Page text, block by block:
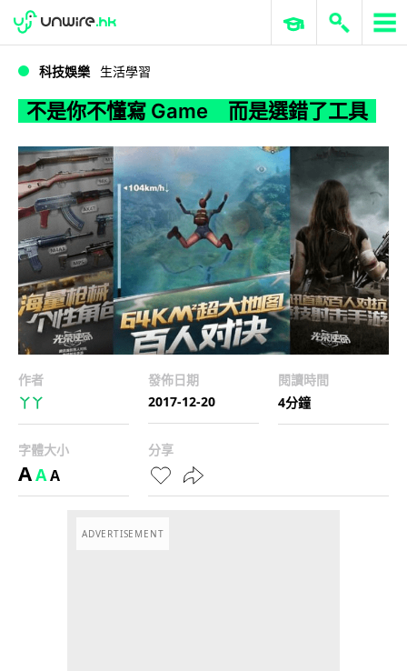
不是你不懂寫 Game 而是選錯了工具
WWDC 2026 ERP 與商業 AI
科技娛樂 生活學習
不是你不懂寫 Game 而是選錯了工具
作者
丫丫
發佈日期
2017-12-20
閱讀時間
4分鐘
字體大小
AAA
分享
ADVERTISEMENT